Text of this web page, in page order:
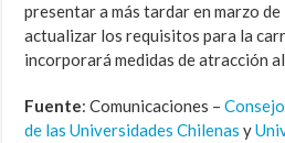
presentar a más tardar en marzo
actualizar los requisitos para la
incorporará medidas de atracción
Fuente: Comunicaciones –
de las Universidades Chilenas y